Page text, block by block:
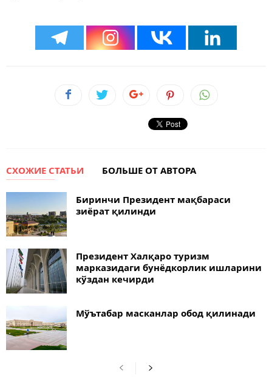
СХОЖИЕ СТАТЬИ БОЛЬШЕ ОТ АВТОРА
Биринчи Президент мақбараси
зиёрат қилинди
Президент Халқаро туризм
марказидаги бунёдкорлик ишларини
кўздан кечирди
Мўътабар масканлар обод қилинади